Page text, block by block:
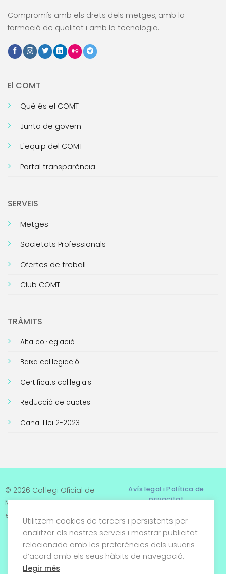
Compromís amb els drets dels metges, amb la
formació de qualitat i amb la tecnologia.
El COMT
Què és el COMT
Junta de govern
L'equip del COMT
Portal transparència
SERVEIS
Metges
Societats Professionals
Ofertes de treball
Club COMT
TRÀMITS
Alta col·legiació
Baixa col·legiació
Certificats col·legials
Reducció de quotes
Canal Llei 2-2023
© 2026 Col·legi Oficial de
Metges de Tarragona. Tots
els drets reservats
Avís legal i Política de
privacitat
Termes i condicions
Política de cookies
Utilitzem cookies de tercers i persistents per
analitzar els nostres serveis i mostrar publicitat
relacionada amb les preferències dels usuaris
d’acord amb els seus hàbits de navegació.
Llegir més